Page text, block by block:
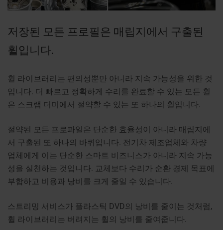
저장된 모든 프로필은 매립지에서 구출된
휠입니다.
휠 라이브러리는 편의성뿐만 아니라 지속 가능성을 위한 것
입니다. 더 빠르고 정확하게 수리를 완료할 수 있는 모든 휠
은 스크랩 더미에서 절약할 수 있는 또 하나의 휠입니다.
절약된 모든 프로파일은 단순한 효율성이 아니라 매립지에
서 구출된 또 하나의 바퀴입니다. 전기차 제조업체와 차량
업체에게 이는 단순한 스마트 비즈니스가 아니라 지속 가능
성을 실천하는 것입니다. 교체보다 수리가 순환 경제 목표에
부합하고 비용과 낭비를 크게 줄일 수 있습니다.
스트리밍 서비스가 플라스틱 DVD의 낭비를 줄이는 것처럼,
휠 라이브러리는 버려지는 휠의 낭비를 줄여줍니다.